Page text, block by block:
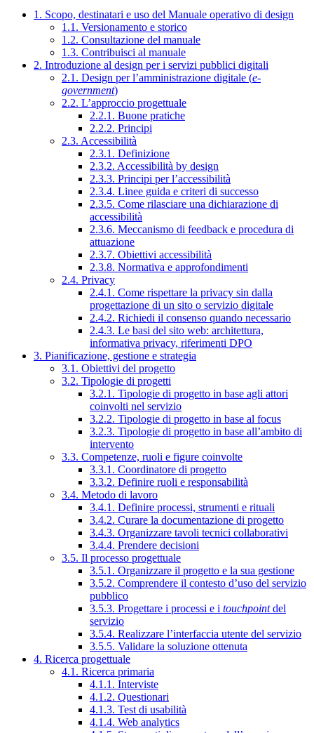
1. Scopo, destinatari e uso del Manuale operativo di design
1.1. Versionamento e storico
1.2. Consultazione del manuale
1.3. Contribuisci al manuale
2. Introduzione al design per i servizi pubblici digitali
2.1. Design per l’amministrazione digitale (e-
government)
2.2. L’approccio progettuale
2.2.1. Buone pratiche
2.2.2. Principi
2.3. Accessibilità
2.3.1. Definizione
2.3.2. Accessibilità by design
2.3.3. Principi per l’accessibilità
2.3.4. Linee guida e criteri di successo
2.3.5. Come rilasciare una dichiarazione di
accessibilità
2.3.6. Meccanismo di feedback e procedura di
attuazione
2.3.7. Obiettivi accessibilità
2.3.8. Normativa e approfondimenti
2.4. Privacy
2.4.1. Come rispettare la privacy sin dalla
progettazione di un sito o servizio digitale
2.4.2. Richiedi il consenso quando necessario
2.4.3. Le basi del sito web: architettura,
informativa privacy, riferimenti DPO
3. Pianificazione, gestione e strategia
3.1. Obiettivi del progetto
3.2. Tipologie di progetti
3.2.1. Tipologie di progetto in base agli attori
coinvolti nel servizio
3.2.2. Tipologie di progetto in base al focus
3.2.3. Tipologie di progetto in base all’ambito di
intervento
3.3. Competenze, ruoli e figure coinvolte
3.3.1. Coordinatore di progetto
3.3.2. Definire ruoli e responsabilità
3.4. Metodo di lavoro
3.4.1. Definire processi, strumenti e rituali
3.4.2. Curare la documentazione di progetto
3.4.3. Organizzare tavoli tecnici collaborativi
3.4.4. Prendere decisioni
3.5. Il processo progettuale
3.5.1. Organizzare il progetto e la sua gestione
3.5.2. Comprendere il contesto d’uso del servizio
pubblico
3.5.3. Progettare i processi e i touchpointdel
servizio
3.5.4. Realizzare l’interfaccia utente del servizio
3.5.5. Validare la soluzione ottenuta
4. Ricerca progettuale
4.1. Ricerca primaria
4.1.1. Interviste
4.1.2. Questionari
4.1.3. Test di usabilità
4.1.4. Web analytics